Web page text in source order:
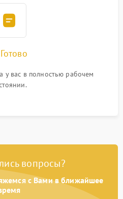
у вас в полностью рабочем
вопросы?
с Вами в ближайшее